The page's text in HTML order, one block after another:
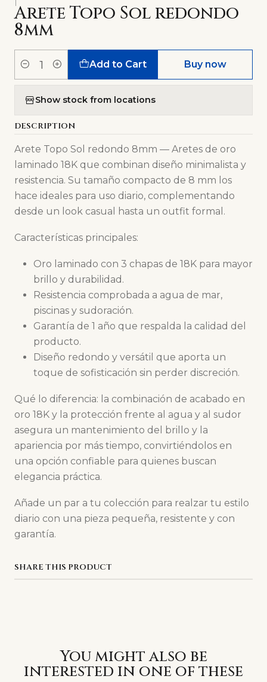
Arete Topo Sol redondo
8mm
Quantity
Add to Cart Buy now
Show stock from locations
DESCRIPTION
Arete Topo Sol redondo 8mm — Aretes de oro
laminado 18K que combinan diseño minimalista y
resistencia. Su tamaño compacto de 8 mm los
hace ideales para uso diario, complementando
desde un look casual hasta un outfit formal.
Características principales:
Oro laminado con 3 chapas de 18K para mayor
brillo y durabilidad.
Resistencia comprobada a agua de mar,
piscinas y sudoración.
Garantía de 1 año que respalda la calidad del
producto.
Diseño redondo y versátil que aporta un
toque de sofisticación sin perder discreción.
Qué lo diferencia: la combinación de acabado en
oro 18K y la protección frente al agua y al sudor
asegura un mantenimiento del brillo y la
apariencia por más tiempo, convirtiéndolos en
una opción confiable para quienes buscan
elegancia práctica.
Añade un par a tu colección para realzar tu estilo
diario con una pieza pequeña, resistente y con
garantía.
SHARE THIS PRODUCT
You might also be
interested in one of these